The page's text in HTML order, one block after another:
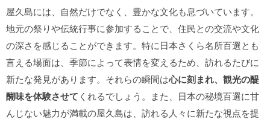
屋久島には、自然だけでなく、豊かな文化も息づいています。
地元の祭りや伝統行事に参加することで、住民との交流や文化
の深さを感じることができます。特に日本さくら名所百選とも
言える場面は、季節によって表情を変えるため、訪れるたびに
新たな発見があります。それらの瞬間は心に刻まれ、観光の醍
醐味を体験させて くれるでしょう。また、日本の秘境百選に甘
んじない魅力が満載の屋久島は、訪れる人々に新たな視点を提